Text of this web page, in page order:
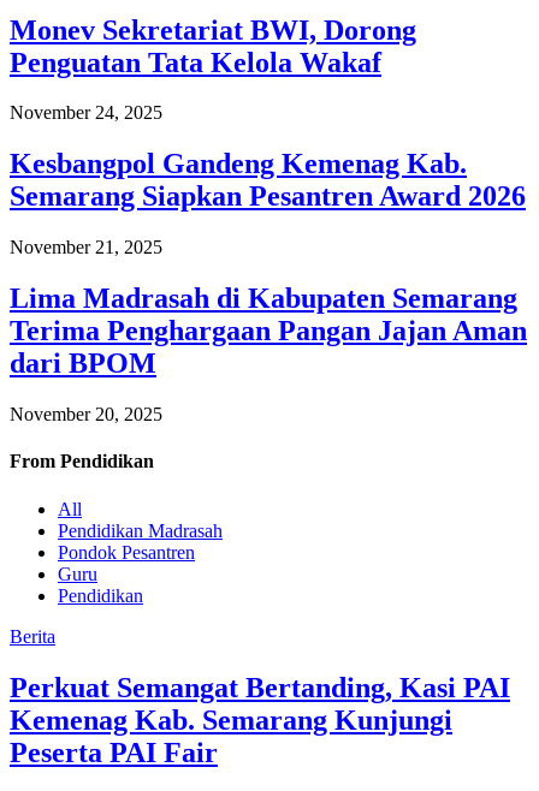
Monev Sekretariat BWI, Dorong
Penguatan Tata Kelola Wakaf
November 24, 2025
Kesbangpol Gandeng Kemenag Kab.
Semarang Siapkan Pesantren Award 2026
November 21, 2025
Lima Madrasah di Kabupaten Semarang
Terima Penghargaan Pangan Jajan Aman
dari BPOM
November 20, 2025
From Pendidikan
All
Pendidikan Madrasah
Pondok Pesantren
Guru
Pendidikan
Berita
Perkuat Semangat Bertanding, Kasi PAI
Kemenag Kab. Semarang Kunjungi
Peserta PAI Fair